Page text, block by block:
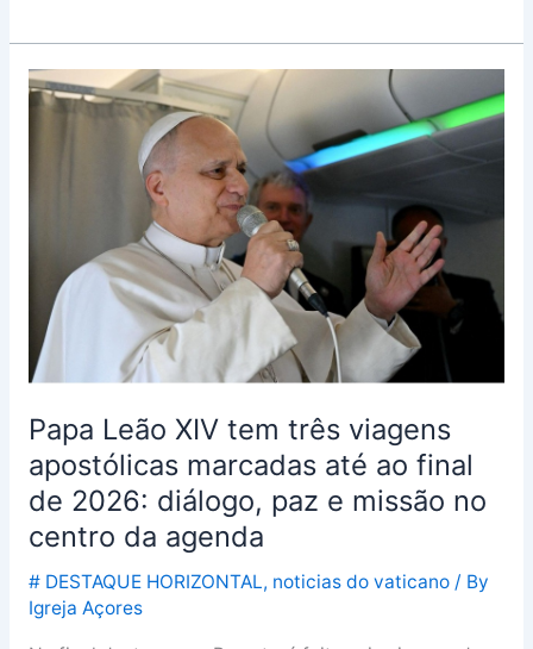
Papa Leão XIV tem três viagens
apostólicas marcadas até ao final
de 2026: diálogo, paz e missão no
centro da agenda
# DESTAQUE HORIZONTAL, noticias do vaticano/ By
Igreja Açores
Papa
Leão
apostólicas
marcadas
até
ao
final
2026:
diálogo,
paz
e
no
centro